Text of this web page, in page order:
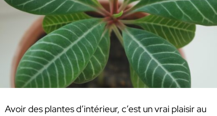
Avoir des plantes d’intérieur, c’est un vrai plaisir au